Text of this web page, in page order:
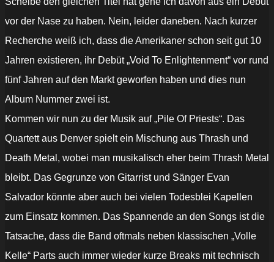
vor der Nase zu haben. Nein, leider daneben. Nach kurzer
Recherche weiß ich, dass die Amerikaner schon seit gut 10
Jahren existieren, ihr Debüt „Void To Enlightenment“ vor rund
fünf Jahren auf den Markt geworfen haben und dies nun
Album Nummer zwei ist.
Kommen wir nun zu der Musik auf „Pile Of Priests“. Das
Quartett aus Denver spielt ein Mischung aus Thrash und
Death Metal, wobei man musikalisch eher beim Thrash Metal
bleibt. Das Gegrunze von Gitarrist und Sänger Evan
Salvador könnte aber auch bei vielen Todesblei Kapellen
zum Einsatz kommen. Das Spannende an den Songs ist die
Tatsache, dass die Band oftmals neben klassischen „Volle
Kelle“ Parts auch immer wieder kurze Breaks mit technisch